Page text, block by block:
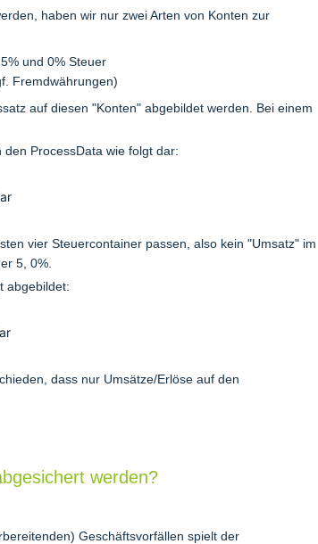
haben wir nur zwei Arten von Konten zur
und 0% Steuer
Fremdwährungen)
auf diesen "Konten" abgebildet werden. Bei einem
ProcessData wie folgt dar:
vier Steuercontainer passen, also kein "Umsatz" im
5, 0%.
abgebildet:
dass nur Umsätze/Erlöse auf den
werden?
Geschäftsvorfällen spielt der